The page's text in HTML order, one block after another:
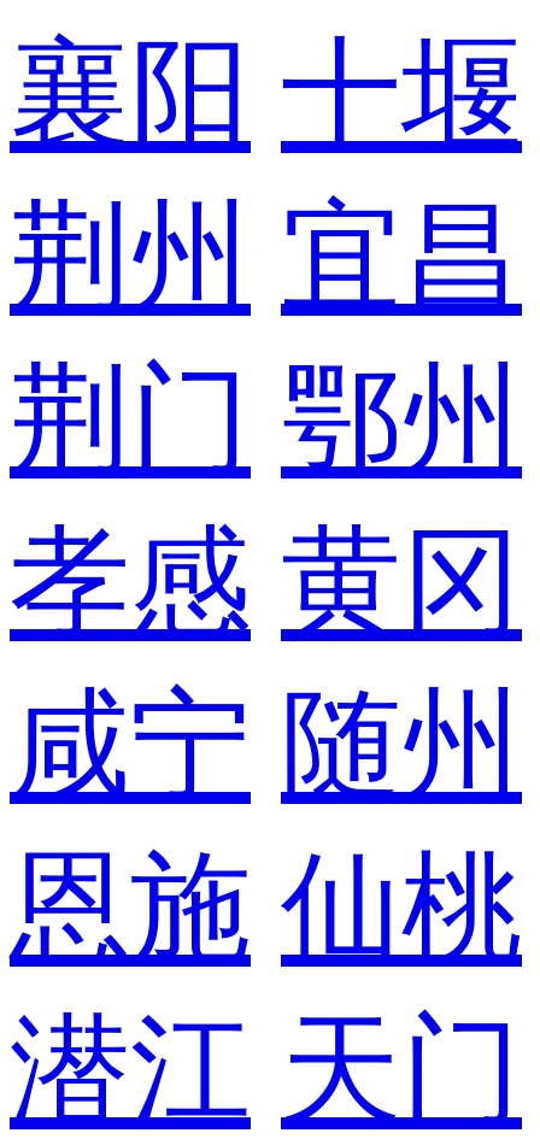
襄阳 十堰
荆州 宜昌
荆门 鄂州
孝感 黄冈
咸宁 随州
恩施 仙桃
潜江 天门